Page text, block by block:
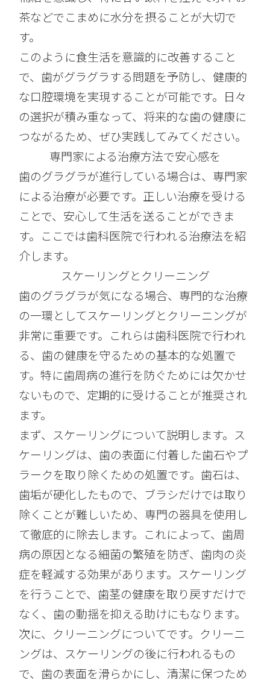
茶などでこまめに水分を摂ることが大切で
す。
このように食生活を意識的に改善すること
で、歯がグラグラする問題を予防し、健康的
な口腔環境を実現することが可能です。日々
の選択が積み重なって、将来的な歯の健康に
つながるため、ぜひ実践してみてください。
専門家による治療方法で安心感を
歯のグラグラが進行している場合は、専門家
による治療が必要です。正しい治療を受ける
ことで、安心して生活を送ることができま
す。ここでは歯科医院で行われる治療法を紹
介します。
スケーリングとクリーニング
歯のグラグラが気になる場合、専門的な治療
の一環としてスケーリングとクリーニングが
非常に重要です。これらは歯科医院で行われ
る、歯の健康を守るための基本的な処置で
す。特に歯周病の進行を防ぐためには欠かせ
ないもので、定期的に受けることが推奨され
ます。
まず、スケーリングについて説明します。ス
ケーリングは、歯の表面に付着した歯石やプ
ラークを取り除くための処置です。歯石は、
歯垢が硬化したもので、ブラシだけでは取り
除くことが難しいため、専門の器具を使用し
て徹底的に除去します。これによって、歯周
病の原因となる細菌の繁殖を防ぎ、歯肉の炎
症を軽減する効果があります。スケーリング
を行うことで、歯茎の健康を取り戻すだけで
なく、歯の動揺を抑える助けにもなります。
次に、クリーニングについてです。クリーニ
ングは、スケーリングの後に行われるもの
で、歯の表面を滑らかにし、清潔に保つため